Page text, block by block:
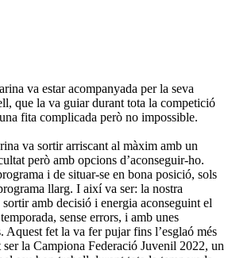
va estar acompanyada per la seva
que la va guiar durant tota la competició
fita complicada però no impossible.
va sortir arriscant al màxim amb un
però amb opcions d’aconseguir-ho.
i de situar-se en bona posició, sols
llarg. I així va ser: la nostra
amb decisió i energia aconseguint el
sense errors, i amb unes
Aquest fet la va fer pujar fins l’esglaó més
la Campiona Federació Juvenil 2022, un